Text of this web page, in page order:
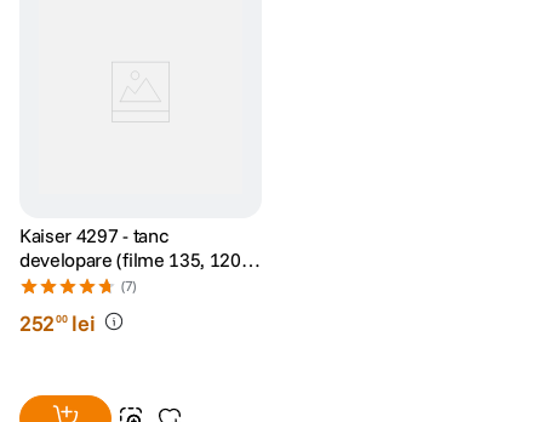
Kaiser 4297 - tanc
developare (filme 135, 120,
220)
(7)
25200 lei